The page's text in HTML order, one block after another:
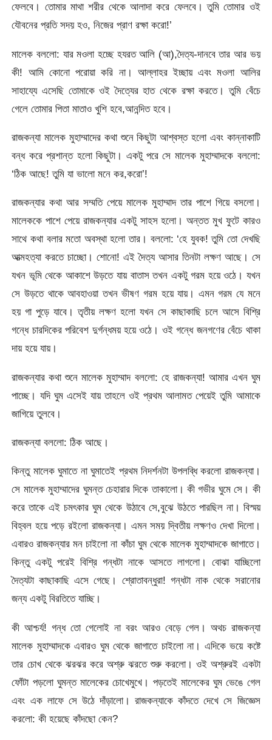
ফেলবে। তোমার মাথা শরীর থেকে আলাদা করে ফেলবে। তুমি তোমার ওই
যৌবনের প্রতি সদয় হও, নিজের প্রাণ রক্ষা করো!’
মালেক বললো: যার মওলা হচ্ছে হযরত আলি (আ),দৈত্য-দানবে তার আর ভয়
কী! আমি কোনো পরোয়া করি না। আল্লাহর ইচ্ছায় এবং মওলা আলির
সাহায্যে এসেছি তোমাকে ওই দৈত্যের হাত থেকে রক্ষা করতে। তুমি বেঁচে
গেলে তোমার পিতা মাতাও খুশি হবে,আনন্দিত হবে।
রাজকন্যা মালেক মুহাম্মাদের কথা শুনে কিছুটা আশ্বস্ত হলো এবং কান্নাকাটি
বন্ধ করে প্রশান্ত হলো কিছুটা। একটু পরে সে মালেক মুহাম্মাদকে বললো:
‘ঠিক আছে! তুমি যা ভালো মনে কর,করো’!
রাজকন্যার কথা আর সম্মতি পেয়ে মালেক মুহাম্মাদ তার পাশে গিয়ে বসলো।
মালেককে পাশে পেয়ে রাজকন্যার একটু সাহস হলো। অন্তত মুখ ফুটে কারও
সাথে কথা বলার মতো অবস্থা হলো তার। বললো: ‘হে যুবক! তুমি তো দেখছি
আত্মহত্যা করতে চাচ্ছো। শোনো! এই দৈত্য আসার তিনটা লক্ষণ আছে। সে
যখন ভূমি থেকে আকাশে উড়তে যায় বাতাস তখন একটু গরম হয়ে ওঠে। যখন
সে উড়তে থাকে আবহাওয়া তখন ভীষণ গরম হয়ে যায়। এমন গরম যে মনে
হয় গা পুড়ে যাবে। তৃতীয় লক্ষণ হলো যখন সে কাছাকাছি চলে আসে বিশ্রি
গন্ধে চারদিকের পরিবেশ দুর্গন্ধময় হয়ে ওঠে। ওই গন্ধে জনগণের বেঁচে থাকা
দায় হয়ে যায়।
রাজকন্যার কথা শুনে মালেক মুহাম্মাদ বললো: হে রাজকন্যা! আমার এখন ঘুম
পাচ্ছে। যদি ঘুম এসেই যায় তাহলে ওই প্রথম আলামত পেয়েই তুমি আমাকে
জাগিয়ে তুলবে।
রাজকন্যা বললো: ঠিক আছে।
কিন্তু মালেক ঘুমাতে না ঘুমাতেই প্রথম নিদর্শনটা উপলব্ধি করলো রাজকন্যা।
সে মালেক মুহাম্মাদের ঘুমন্ত চেহারার দিকে তাকালো। কী গভীর ঘুমে সে। কী
করে তাকে এই চমৎকার ঘুম থেকে উঠাবে সে,বুঝে উঠতে পারছিল না। বিস্ময়
বিহ্বল হয়ে পড়ে রইলো রাজকন্যা। এমন সময় দ্বিতীয় লক্ষণও দেখা দিলো।
এবারও রাজকন্যার মন চাইলো না কাঁচা ঘুম থেকে মালেক মুহাম্মাদকে জাগাতে।
কিন্তু একটু পরেই বিশ্রি গন্ধটা নাকে আসতে লাগলো। বোঝা যাচ্ছিলো
দৈত্যটা কাছাকাছি এসে গেছে। শ্রোতাবন্ধুরা! গন্ধটা নাক থেকে সরানোর
জন্য একটু বিরতিতে যাচ্ছি।
কী আশ্চর্য! গন্ধ তো গেলোই না বরং আরও বেড়ে গেল। অথচ রাজকন্যা
মালেক মুহাম্মাদকে এবারও ঘুম থেকে জাগাতে চাইলো না। এদিকে ভয়ে কষ্টে
তার চোখ থেকে ঝরঝর করে অশ্রু ঝরতে শুরু করলো। ওই অশ্রুরই একটা
ফোঁটা পড়লো ঘুমন্ত মালেকের চোখেমুখে। পড়তেই মালেকের ঘুম ভেঙে গেল
এবং এক লাফে সে উঠে দাঁড়ালো। রাজকন্যাকে কাঁদতে দেখে সে জিজ্ঞেস
করলো: কী হয়েছে কাঁদছো কেন?